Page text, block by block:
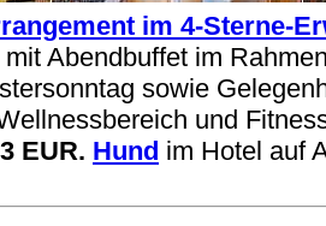
im 4-Sterne-
mit Abendbuffet im
sowie
und
EUR. Hund im Hotel auf